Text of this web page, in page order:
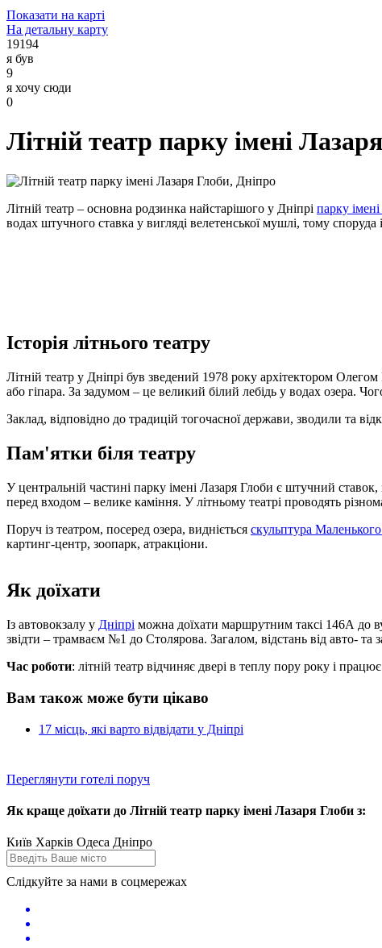
Показати на карті
На детальну карту
19194
я був
9
я хочу сюди
0
Літній театр парку імені
Літній театр – основна родзинка найстарішого у Дніпрі парку
водах штучного ставка у вигляді велетенської мушлі, тому
Історія літнього театру
Літній театр у Дніпрі був зведений 1978 року архітектором
або гіпара. За задумом – це великий білий лебідь у водах озера.
Заклад, відповідно до традицій тогочасної держави, зводили та
Пам'ятки біля театру
У центральній частині парку імені Лазаря Глоби є штучний
перед входом – велике каміння. У літньому театрі проводять
Поруч із театром, посеред озера, видніється скульптура
картинг-центр, зоопарк, атракціони.
Як доїхати
Із автовокзалу у Дніпрі можна доїхати маршрутним таксі 146А до
звідти – трамваєм №1 до Столярова. Загалом, відстань від авто-
Час роботи: літній театр відчиняє двері в теплу пору року і
Вам також може бути цікаво
17 місць, які варто відвідати у Дніпрі
Переглянути готелі поруч
Як краще доїхати до Літній театр парку імені Лазаря Глоби з:
Київ Харків Одеса Дніпро
Слідкуйте за нами в соцмережах